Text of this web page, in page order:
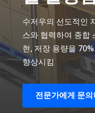
수저우의 선도적인
스와 협력하여 종합
현, 저장 용량을
향상시킴
전문가에게 문의